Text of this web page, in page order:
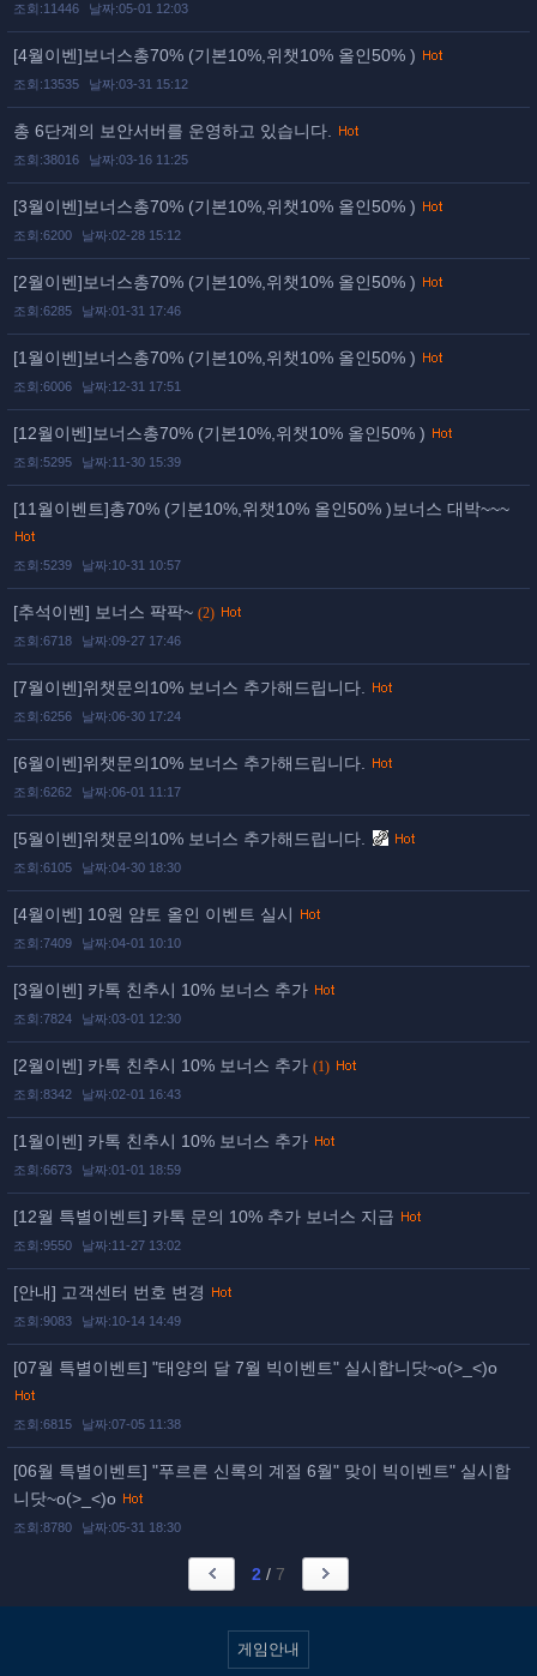
조회:11446 날짜:05-01 12:03
[4월이벤]보너스총70% (기본10%,위챗10% 올인50% )
조회:13535 날짜:03-31 15:12
총 6단계의 보안서버를 운영하고 있습니다.
조회:38016 날짜:03-16 11:25
[3월이벤]보너스총70% (기본10%,위챗10% 올인50% )
조회:6200 날짜:02-28 15:12
[2월이벤]보너스총70% (기본10%,위챗10% 올인50% )
조회:6285 날짜:01-31 17:46
[1월이벤]보너스총70% (기본10%,위챗10% 올인50% )
조회:6006 날짜:12-31 17:51
[12월이벤]보너스총70% (기본10%,위챗10% 올인50% )
조회:5295 날짜:11-30 15:39
[11월이벤트]총70% (기본10%,위챗10% 올인50% )보너스 대박~~~
조회:5239 날짜:10-31 10:57
[추석이벤] 보너스 팍팍~ (2)
조회:6718 날짜:09-27 17:46
[7월이벤]위챗문의10% 보너스 추가해드립니다.
조회:6256 날짜:06-30 17:24
[6월이벤]위챗문의10% 보너스 추가해드립니다.
조회:6262 날짜:06-01 11:17
[5월이벤]위챗문의10% 보너스 추가해드립니다.
조회:6105 날짜:04-30 18:30
[4월이벤] 10원 얌토 올인 이벤트 실시
조회:7409 날짜:04-01 10:10
[3월이벤] 카톡 친추시 10% 보너스 추가
조회:7824 날짜:03-01 12:30
[2월이벤] 카톡 친추시 10% 보너스 추가 (1)
조회:8342 날짜:02-01 16:43
[1월이벤] 카톡 친추시 10% 보너스 추가
조회:6673 날짜:01-01 18:59
[12월 특별이벤트] 카톡 문의 10% 추가 보너스 지급
조회:9550 날짜:11-27 13:02
[안내] 고객센터 번호 변경
조회:9083 날짜:10-14 14:49
[07월 특별이벤트] "태양의 달 7월 빅이벤트" 실시합니닷~o(>_<)o
조회:6815 날짜:07-05 11:38
[06월 특별이벤트] "푸르른 신록의 계절 6월" 맞이 빅이벤트" 실시합
니닷~o(>_<)o
조회:8780 날짜:05-31 18:30
2 / 7
게임안내